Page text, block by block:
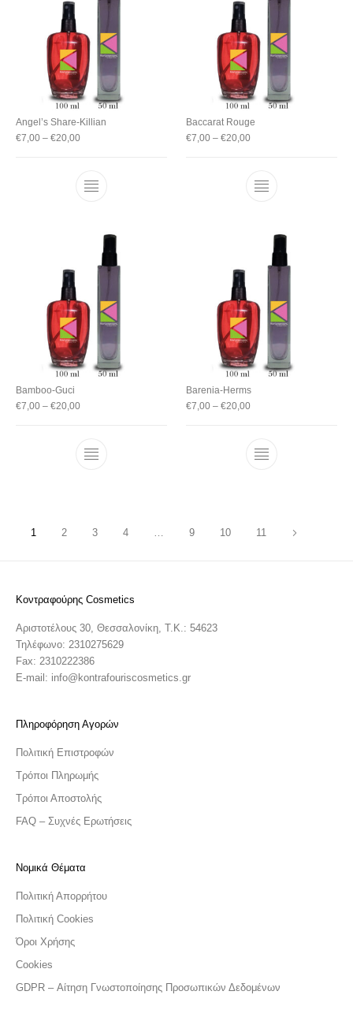
Angel’s Share-Killian
€7,00 – €20,00
Baccarat Rouge
€7,00 – €20,00
Bamboo-Guci
€7,00 – €20,00
Barenia-Herms
€7,00 – €20,00
1 2 3 4 … 9 10 11
Κοντραφούρης Cosmetics
Αριστοτέλους 30, Θεσσαλονίκη, T.K.: 54623
Τηλέφωνο: 2310275629
Fax: 2310222386
E-mail: info@kontrafouriscosmetics.gr
Πληροφόρηση Αγορών
Πολιτική Επιστροφών
Τρόποι Πληρωμής
Τρόποι Αποστολής
FAQ – Συχνές Ερωτήσεις
Νομικά Θέματα
Πολιτική Απορρήτου
Πολιτική Cookies
Όροι Χρήσης
Cookies
GDPR – Αίτηση Γνωστοποίησης Προσωπικών Δεδομένων